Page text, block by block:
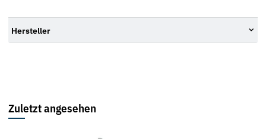
Hersteller
Zuletzt angesehen